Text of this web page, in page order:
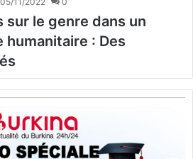
sur le genre dans un
: Des